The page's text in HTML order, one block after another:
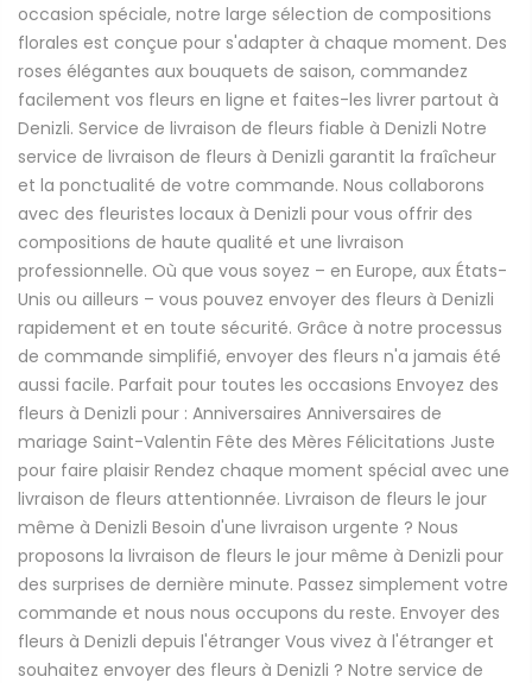
occasion spéciale, notre large sélection de compositions
florales est conçue pour s'adapter à chaque moment. Des
roses élégantes aux bouquets de saison, commandez
facilement vos fleurs en ligne et faites-les livrer partout à
Denizli. Service de livraison de fleurs fiable à Denizli Notre
service de livraison de fleurs à Denizli garantit la fraîcheur
et la ponctualité de votre commande. Nous collaborons
avec des fleuristes locaux à Denizli pour vous offrir des
compositions de haute qualité et une livraison
professionnelle. Où que vous soyez – en Europe, aux États-
Unis ou ailleurs – vous pouvez envoyer des fleurs à Denizli
rapidement et en toute sécurité. Grâce à notre processus
de commande simplifié, envoyer des fleurs n'a jamais été
aussi facile. Parfait pour toutes les occasions Envoyez des
fleurs à Denizli pour : Anniversaires Anniversaires de
mariage Saint-Valentin Fête des Mères Félicitations Juste
pour faire plaisir Rendez chaque moment spécial avec une
livraison de fleurs attentionnée. Livraison de fleurs le jour
même à Denizli Besoin d'une livraison urgente ? Nous
proposons la livraison de fleurs le jour même à Denizli pour
des surprises de dernière minute. Passez simplement votre
commande et nous nous occupons du reste. Envoyer des
fleurs à Denizli depuis l'étranger Vous vivez à l'étranger et
souhaitez envoyer des fleurs à Denizli ? Notre service de